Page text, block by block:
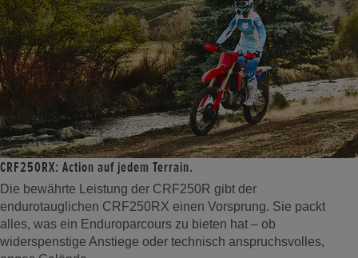
CRF250RX: Action auf jedem Terrain.
Die bewährte Leistung der CRF250R gibt der
endurotauglichen CRF250RX einen Vorsprung. Sie packt
alles, was ein Enduroparcours zu bieten hat – ob
widerspenstige Anstiege oder technisch anspruchsvolles,